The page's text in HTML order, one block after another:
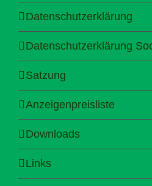
Datenschutzerklärung
Datenschutzerklärung
Satzung
Anzeigenpreisliste
Downloads
Links